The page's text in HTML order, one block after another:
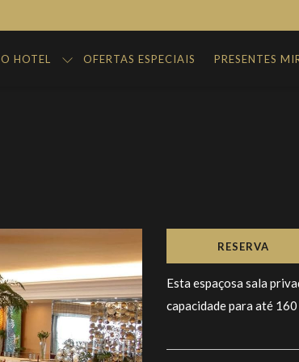
O HOTEL OFERTAS ESPECIAIS PRESENTES
RESERVA
Esta espaçosa sala
capacidade para até